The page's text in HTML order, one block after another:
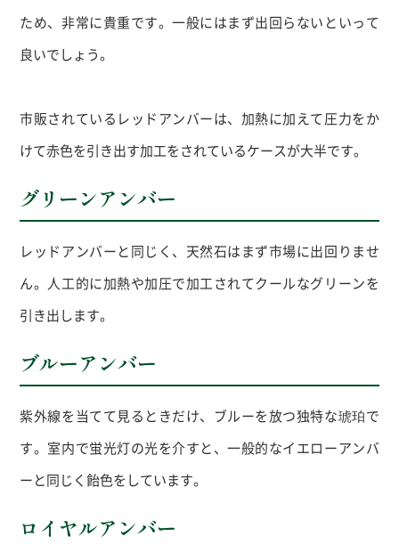
ため、非常に貴重です。一般にはまず出回らないといって
良いでしょう。
市販されているレッドアンバーは、加熱に加えて圧力をか
けて赤色を引き出す加工をされているケースが大半です。
グリーンアンバー
レッドアンバーと同じく、天然石はまず市場に出回りませ
ん。人工的に加熱や加圧で加工されてクールなグリーンを
引き出します。
ブルーアンバー
紫外線を当てて見るときだけ、ブルーを放つ独特な琥珀で
す。室内で蛍光灯の光を介すと、一般的なイエローアンバ
ーと同じく飴色をしています。
ロイヤルアンバー